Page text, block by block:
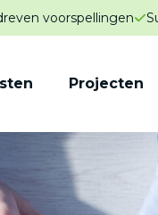
voorspellingen
Projecten